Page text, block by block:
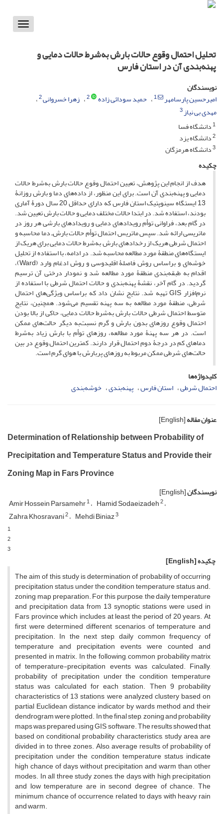
Toggle
تحلیل احتمال وقوع حالات بارش به‌شرط حالات دمایی و
پهنه‌بندی آن در استان فارس
نویسندگان
امیرحسین پارسامهر
1 حمید سودائی زاده 2 زهرا خسروانی2
مهدی بی نیاز3
1دانشگاه فسا
2دانشگاه یزد
3دانشگاه هرمزگان
چکیده
هدف از انجام این پژوهش، تعیین احتمال وقوع حالات بارش به‌شرط حالات
دمایی و پهنه‌بندی آن است. برای این منظور، از داده‌های دما و بارش روزانۀ
13 ایستگاه سینوپتیک استان فارس که دارای حداقل 20 سال دورۀ آماری
بودند، استفاده شد. در ابتدا حالات مختلف دمایی و حالات بارش تعیین شد.
در گام بعد، فراوانی توأم رویدادهای دمایی و رویدادهای بارشی هر روز در
ماتریسی ارائه شد. سپس ماتریس احتمال توأم حالات بارش‌ـ دما محاسبه و
احتمال شرطی هریک از رخدادهای بارش به‌شرط حالات دمایی برای هریک از
ایستگاه‌های منطقۀ مورد مطالعه محاسبه شد. در ادامه، با استفاده از تحلیل
خوشه‌ای و براساس روش فاصلۀ اقلیدوسی و روش ادغام وارد (Ward)،
اقدام به طبقه‌بندی منطقۀ مورد مطالعه شد و نمودار درختی آن ترسیم
گردید. در گام آخر، نقشۀ پهنه‌بندی و حالات احتمال شرطی با استفاده از
نرم‌افزار GIS تهیه شد. نتایج نشان داد که براساس ویژگی‌های احتمال
شرطی، منطقۀ مورد مطالعه به سه پهنه تقسیم می‌شود. همچنین، نتایج
متوسط احتمال شرطی حالات بارش به‌شرط حالات دمایی، حاکی از بالا بودن
احتمال وقوع روزهای بدون بارش و گرم نسبت‌به دیگر حالت‌های ممکن
است. در هر سه پهنۀ مورد مطالعه، روزهای توأم با بارش زیاد به‌شرط
دماهای کم در درجۀ دوم احتمال قرار دارند. کمترین احتمال وقوع در بین
حالت‌های شرطی ممکن مربوط به روزهای پربارش با هوای گرم است.
کلیدواژه‌ها
احتمال شرطی استان فارس پهنه‌بندی خوشه‌بندی
عنوان مقاله[English]
Determination of Relationship between Probability of
Precipitation and Temperature Status and Provide their
Zoning Map in Fars Province
نویسندگان[English]
Amir Hossein Parsamehr1 Hamid Sodaeizadeh2
Zahra Khosravani2 Mehdi Biniaz3
1
2
3
چکیده[English]
The aim of this study is determination of probability of occurring
precipitation status under the condition temperature status and.
zoning map preparation. For this purpose, the daily temperature
and precipitation data from 13 synoptic stations were used in
Fars province which includes at least the period of 20 years. At
first were determined different scenarios of temperature and
precipitation. In the next step, daily common frequency of
temperature and precipitation events were counted and
presented in matrix. In the following, common probability matrix
of temperature-precipitation events was calculated. Finally,
probability of precipitation under the condition temperature
status was calculated for each station. Then 9 probability
characteristics of 13 stations were analyzed clustery based on
partial Euclidean distance indicator by wards method and their
dendrogram were plotted. In the final step, zoning and probability
maps was prepared using GIS software. The results showed that
based on conditional probability characteristics, study area are
divided in to three zones. Also, average results of probability of
precipitation under the condition temperature status indicate
high chance of days without precipitation and warm than other
modes. In all three study zones, the days with high precipitation
and low temperature are in second degree of chance. The
minimum chance of occurrence, related to days with heavy rain
and warm.